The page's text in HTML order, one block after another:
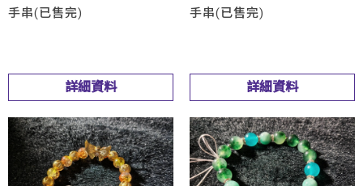
手串(已售完)
詳細資料
手串(已售完)
詳細資料